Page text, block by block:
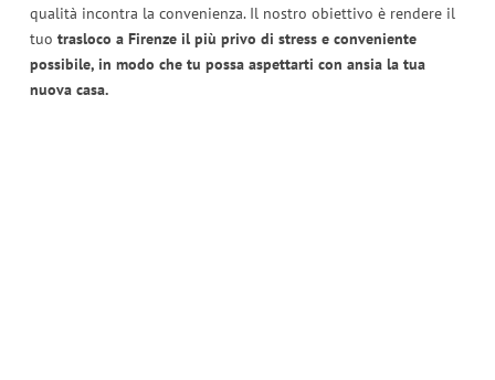
qualità incontra la convenienza. Il nostro obiettivo è rendere il
tuo trasloco a Firenze il più privo di stress e conveniente
possibile, in modo che tu possa aspettarti con ansia la tua
nuova casa.